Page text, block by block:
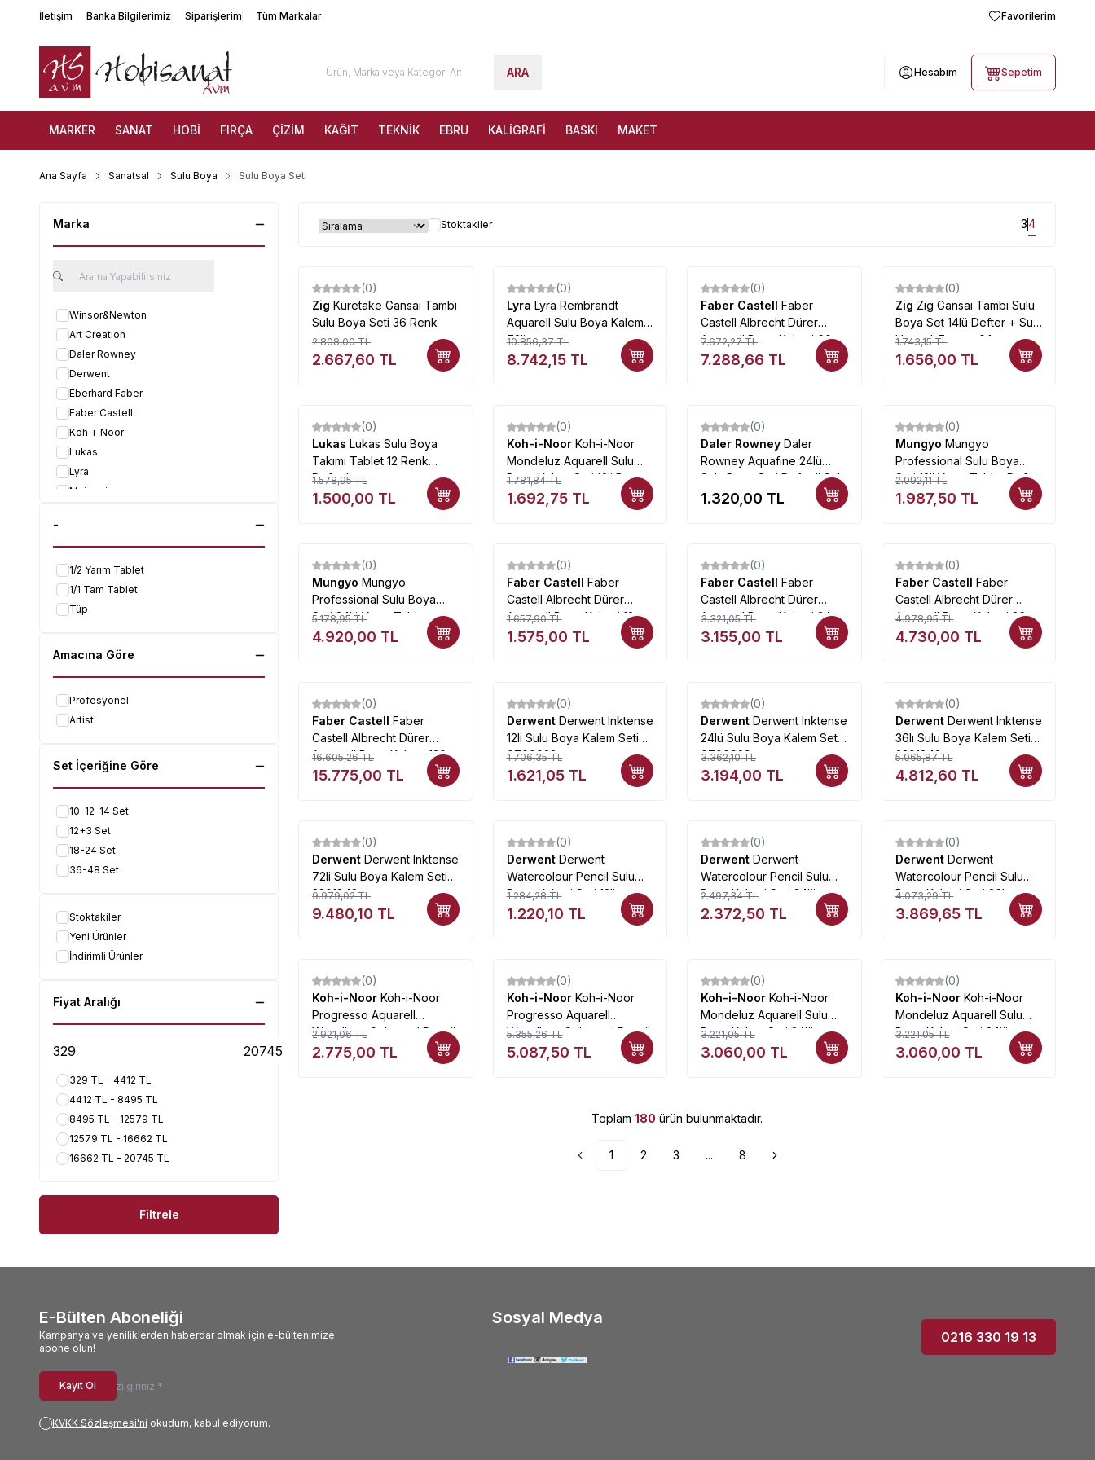
İletişim Banka Bilgilerimiz Siparişlerim Tüm Markalar Favorilerim
ARA Hesabım Sepetim
MARKER SANAT HOBİ FIRÇA ÇİZİM KAĞIT TEKNİK EBRU KALİGRAFİ BASKI MAKET
Ana Sayfa Sanatsal Sulu Boya Sulu Boya Seti
Marka
Winsor&Newton
Art Creation
Daler Rowney
Derwent
Eberhard Faber
Faber Castell
Koh-i-Noor
Lukas
Lyra
Maimeri
Pebeo
Pelikan
Rembrandt
Schmincke
St.Petersburg
Zig
-
1/2 Yarım Tablet
1/1 Tam Tablet
Tüp
Amacına Göre
Profesyonel
Artist
Set İçeriğine Göre
10-12-14 Set
12+3 Set
18-24 Set
36-48 Set
Stoktakiler
Yeni Ürünler
İndirimli Ürünler
Fiyat Aralığı
329 TL - 4412 TL
4412 TL - 8495 TL
8495 TL - 12579 TL
12579 TL - 16662 TL
16662 TL - 20745 TL
Filtrele
Stoktakiler 34
%5
(0)
Zig Kuretake Gansai Tambi
Sulu Boya Seti 36 Renk
2.808,00TL
2.667,60 TL
%19
(0)
Lyra Lyra Rembrandt
Aquarell Sulu Boya Kalemi
72li
10.856,37TL
8.742,15TL
%5
(0)
Faber Castell Faber
Castell Albrecht Dürer
Aquarell Boya Kalemi 60
Renk 117560
7.672,27TL
7.288,66 TL
%5
(0)
Zig Zig Gansai Tambi Sulu
Boya Set 14lü Defter + Su
Hazneli Fırça + 0.1mm
Mangaka (2)
1.743,15TL
1.656,00 TL
%5
(0)
Lukas Lukas Sulu Boya
Takımı Tablet 12 Renk
Defterli
1.578,95TL
1.500,00 TL
%5
(0)
Koh-i-Noor Koh-i-Noor
Mondeluz Aquarell Sulu
Boya Kalem Seti 12li Brown
Line
1.781,84TL
1.692,75TL
(0)
Daler Rowney Daler
Rowney Aquafine 24lü
Sulu Boya Seti Defterli S-1
1.320,00 TL
%5
(0)
Mungyo Mungyo
Professional Sulu Boya
Seti 12li Yarım Tablet Defter
Hediyeli
2.092,11TL
1.987,50 TL
%5
(0)
Mungyo Mungyo
Professional Sulu Boya
Seti 24lü Yarım Tablet
Defter Hediyeli
5.178,95TL
4.920,00 TL
%5
(0)
Faber Castell Faber
Castell Albrecht Dürer
Aquarell Boya Kalemi 12
Renk 117512
1.657,90TL
1.575,00 TL
%5
(0)
Faber Castell Faber
Castell Albrecht Dürer
Aquarell Boya Kalemi 24
Renk 117524
3.321,05TL
3.155,00 TL
%5
(0)
Faber Castell Faber
Castell Albrecht Dürer
Aquarell Boya Kalemi 36
Renk 117536
4.978,95TL
4.730,00 TL
%5
(0)
Faber Castell Faber
Castell Albrecht Dürer
Aquarell Boya Kalemi 120
Renk 1175120
16.605,26TL
15.775,00 TL
%5
(0)
Derwent Derwent Inktense
12li Sulu Boya Kalem Seti
0700928
1.706,35TL
1.621,05TL
%5
(0)
Derwent Derwent Inktense
24lü Sulu Boya Kalem Seti
0700929
3.362,10TL
3.194,00 TL
%5
(0)
Derwent Derwent Inktense
36lı Sulu Boya Kalem Seti
2301842
5.065,87TL
4.812,60 TL
%5
(0)
Derwent Derwent Inktense
72li Sulu Boya Kalem Seti
2301843
9.979,02TL
9.480,10 TL
%5
(0)
Derwent Derwent
Watercolour Pencil Sulu
Boya Kalemi Seti 12li
Teneke Kutu
1.284,28TL
1.220,10 TL
%5
(0)
Derwent Derwent
Watercolour Pencil Sulu
Boya Kalemi Seti 24lü
Teneke Kutu
2.497,34TL
2.372,50 TL
%5
(0)
Derwent Derwent
Watercolour Pencil Sulu
Boya Kalemi Seti 36lı
Teneke Kutu
4.073,29TL
3.869,65TL
%5
(0)
Koh-i-Noor Koh-i-Noor
Progresso Aquarell
Woodless Coloured Pencil
Set 12li
2.921,06TL
2.775,00 TL
%5
(0)
Koh-i-Noor Koh-i-Noor
Progresso Aquarell
Woodless Coloured Pencil
Set 24lü
5.355,26TL
5.087,50 TL
%5
(0)
Koh-i-Noor Koh-i-Noor
Mondeluz Aquarell Sulu
Boya Kalem Seti 24lü
Portrait 3724
3.221,05TL
3.060,00 TL
%5
(0)
Koh-i-Noor Koh-i-Noor
Mondeluz Aquarell Sulu
Boya Kalem Seti 24lü
Landscape
3.221,05TL
3.060,00 TL
Toplam 180 ürün bulunmaktadır.
1 2 3 ... 8
E-Bülten Aboneliği
Kampanya ve yeniliklerden haberdar olmak için e-bültenimize
abone olun!
Kayıt Ol
KVKK Sözleşmesi'ni okudum, kabul ediyorum.
Sosyal Medya
0216 330 19 13